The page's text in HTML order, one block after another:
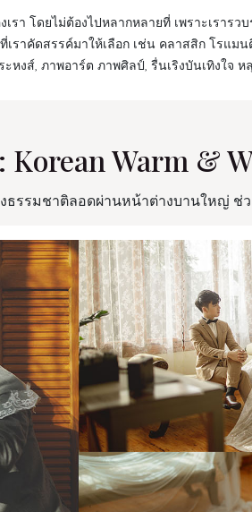
รา โดยไม่ต้องไปหลากหลายที่ เพราะเราร
าคัดสรรค์มาให้เลือก เช่น คลาสสิก โรแม
งส์, ภาพอาร์ต ภาพศิลป์, รื่นเริงบันเทิงใจ
Korean Warm &
ธรรมชาติลอดผ่านหน้าต่างบานใหญ่